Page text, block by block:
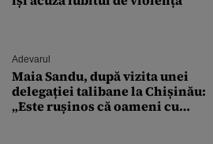
Adevarul
Maia Sandu, după vizita unei
delegației talibane la Chișinău:
„Este rușinos că oameni cu